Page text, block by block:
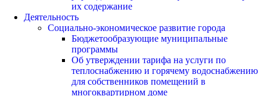
их содержание
Деятельность
Социально-экономическое развитие города
Бюджетообразующие муниципальные
программы
Об утверждении тарифа на услуги по
теплоснабжению и горячему водоснабжению
для собственников помещений в
многоквартирном доме